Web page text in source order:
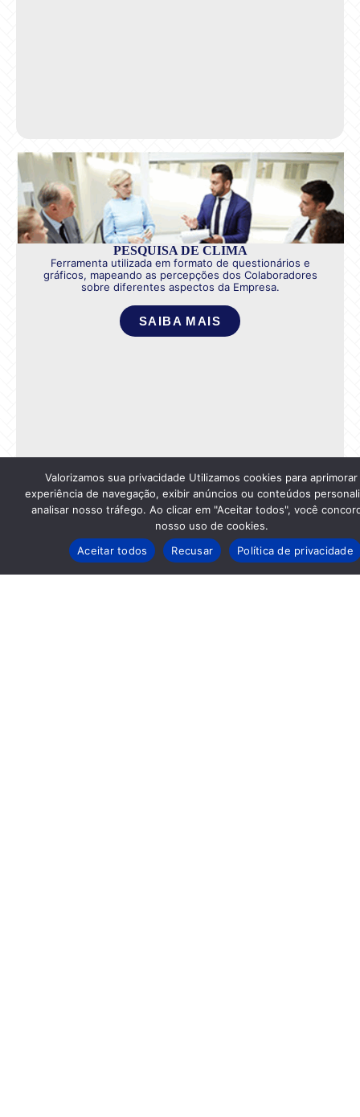
PESQUISA DE CLIMA
Ferramenta utilizada em formato de questionários e
gráficos, mapeando as percepções dos Colaboradores
sobre diferentes aspectos da Empresa.
SAIBA MAIS
Valorizamos sua privacidade Utilizamos cookies para aprimorar
experiência de navegação, exibir anúncios ou conteúdos
analisar nosso tráfego. Ao clicar em "Aceitar todos", você
nosso uso de cookies.
Aceitar todos
Recusar Política de privacidade